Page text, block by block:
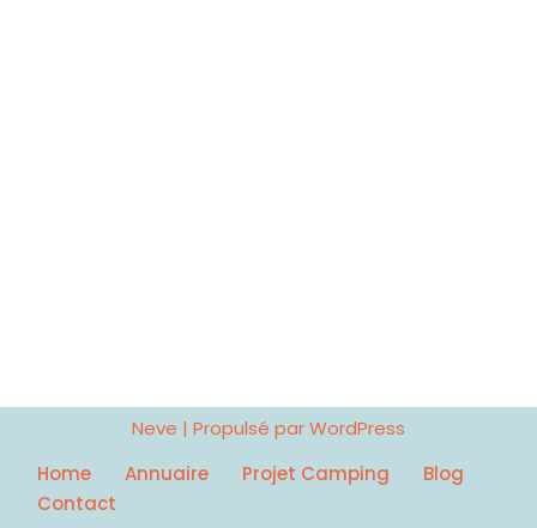
Neve | Propulsé parWordPress
Home
Annuaire Projet Camping
Blog
Contact